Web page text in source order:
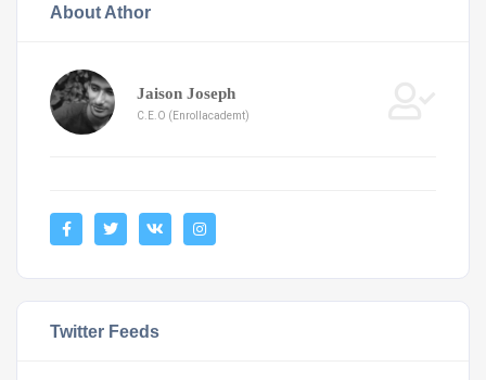
About Athor
Jaison Joseph
C.E.O (Enrollacademt)
Twitter Feeds